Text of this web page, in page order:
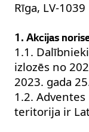
Rīga, LV-1039
1. Akcijas
1.1.
izlozēs no
2023. gada
1.2.
teritorija ir